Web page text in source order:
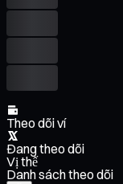
Theo dõi ví
Đang theo dõi
Vị thế
Danh sách theo dõi